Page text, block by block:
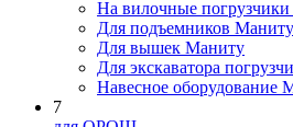
На вилочные
Для подъемников Маниту
Для вышек Маниту
Для экскаватора
Навесное оборудование
7